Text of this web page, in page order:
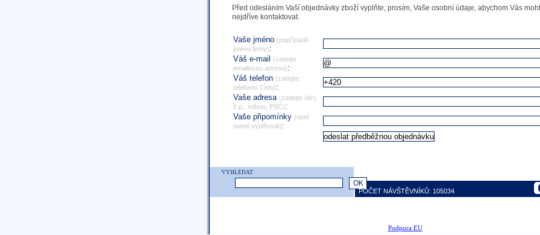
Před odesláním Vaší objednávky zboží vyplňte, prosím, Vaše osobní údaje, abychom Vás
nejdříve kontaktovat.
Vaše jméno (popřípadě
jméno firmy):
Váš e-mail
(zadejte
emailovou adresu):
Váš telefon (zadejte
telefonní číslo):
Vaše adresa (zadejte ulici,
č.p., město, PSČ):
Vaše připomínky (není
nutné vyplňovat):
VYHLEDAT
POČET NÁVŠTĚVNÍKŮ: 105034
Podpora EU